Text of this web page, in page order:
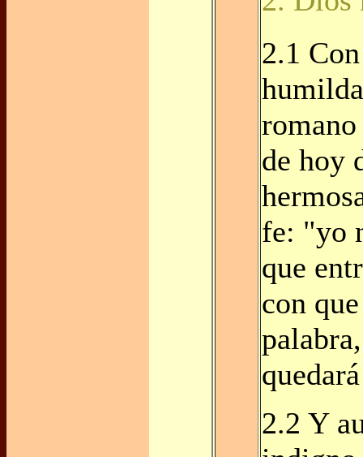
2.1
de hoy
fe: "yo
que
con
2.2 Y